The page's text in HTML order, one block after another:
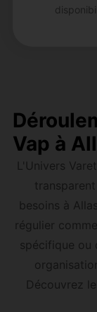
Vap à
L'Univers
besoins à
régulier
spécifique ou
Découvrez